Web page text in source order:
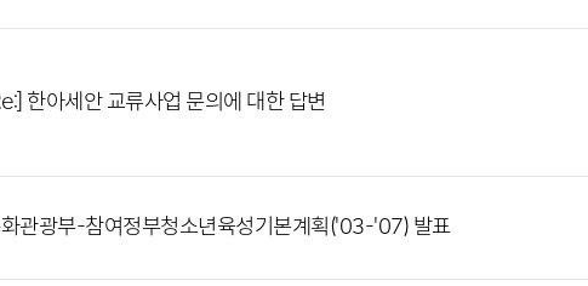
한아세안 교류사업 문의에 대한 답변
관광부-참여정부청소년육성기본계획('03-'07) 발표